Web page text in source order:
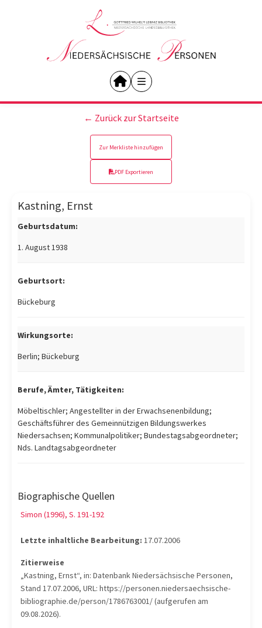
← Zurück zur Startseite
Zur Merkliste hinzufügen
PDF Exportieren
Kastning, Ernst
Geburtsdatum:
1. August 1938
Geburtsort:
Bückeburg
Wirkungsorte:
Berlin; Bückeburg
Berufe, Ämter, Tätigkeiten:
Möbeltischler; Angestellter in der Erwachsenenbildung;
Geschäftsführer des Gemeinnützigen Bildungswerkes
Niedersachsen; Kommunalpolitiker; Bundestagsabgeordneter;
Nds. Landtagsabgeordneter
Biographische Quellen
Simon (1996), S. 191-192
Letzte inhaltliche Bearbeitung: 17.07.2006
Zitierweise
„Kastning, Ernst“, in: Datenbank Niedersächsische Personen,
Stand 17.07.2006, URL: https://personen.niedersaechsische-
bibliographie.de/person/1786763001/ (aufgerufen am
09.08.2026).